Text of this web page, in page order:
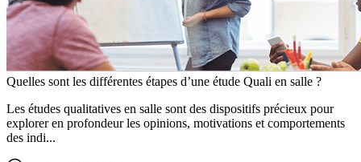
Quelles sont les différentes étapes d’une étude Quali en salle ?
Les études qualitatives en salle sont des dispositifs précieux pour
explorer en profondeur les opinions, motivations et comportements
des indi...